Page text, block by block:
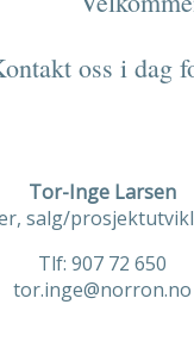
oss i dag
Tor-Inge Larsen
salg/
Tlf: 907 72 650
tor.inge@norron.no